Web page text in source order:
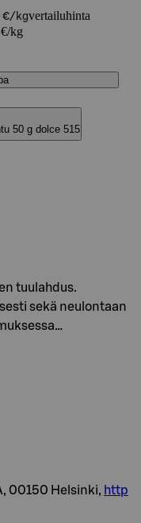
€/kgvertailuhinta
kg
50 g dolce 515
tuulahdus.
sekä neulontaan
00150 Helsinki, http